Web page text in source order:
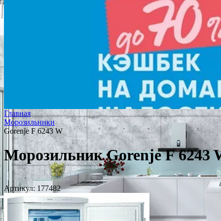
Главная
Морозильники
Gorenje F 6243 W
Морозильник Gorenje F 6243
Артикул: 177482